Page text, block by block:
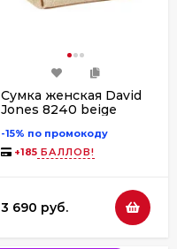
Сумка женская David
Jones 8240 beige
-15% по промокоду
+185 БАЛЛОВ!
3 690 руб.